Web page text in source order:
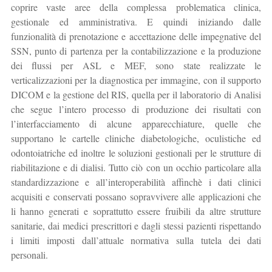
coprire vaste aree della complessa problematica clinica,
gestionale ed amministrativa. E quindi iniziando dalle
funzionalità di prenotazione e accettazione delle impegnative del
SSN, punto di partenza per la contabilizzazione e la produzione
dei flussi per ASL e MEF, sono state realizzate le
verticalizzazioni per la diagnostica per immagine, con il supporto
DICOM e la gestione del RIS, quella per il laboratorio di Analisi
che segue l’intero processo di produzione dei risultati con
l’interfacciamento di alcune apparecchiature, quelle che
supportano le cartelle cliniche diabetologiche, oculistiche ed
odontoiatriche ed inoltre le soluzioni gestionali per le strutture di
riabilitazione e di dialisi. Tutto ciò con un occhio particolare alla
standardizzazione e all’interoperabilità affinchè i dati clinici
acquisiti e conservati possano sopravvivere alle applicazioni che
li hanno generati e soprattutto essere fruibili da altre strutture
sanitarie, dai medici prescrittori e dagli stessi pazienti rispettando
i limiti imposti dall’attuale normativa sulla tutela dei dati
personali.